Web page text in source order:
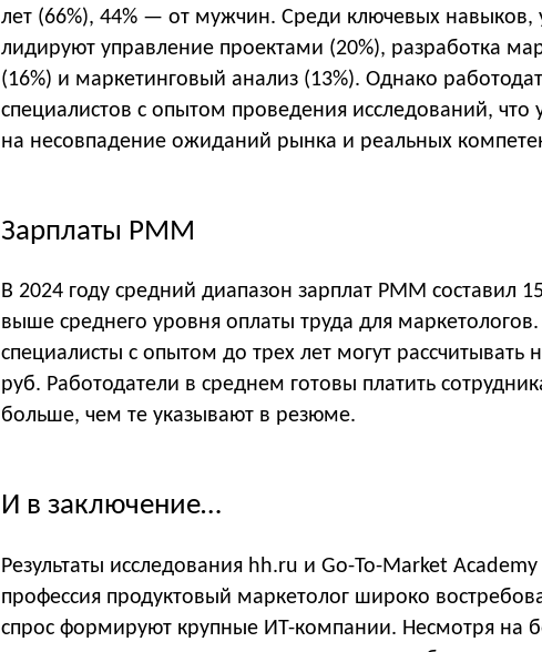
лет (66%), 44% — от мужчин. Среди ключевых навыков,
лидируют управление проектами (20%), разработка
(16%) и маркетинговый анализ (13%). Однако
специалистов с опытом проведения исследований, что
на несовпадение ожиданий рынка и реальных
Зарплаты PMM
В 2024 году средний диапазон зарплат PMM составил
выше среднего уровня оплаты труда для
специалисты с опытом до трех лет могут рассчитывать
руб. Работодатели в среднем готовы платить
больше, чем те указывают в резюме.
И в заключение…
Результаты исследования hh.ru и Go-To-Market Academy
профессия продуктовый маркетолог широко
спрос формируют крупные ИТ-компании. Несмотря на